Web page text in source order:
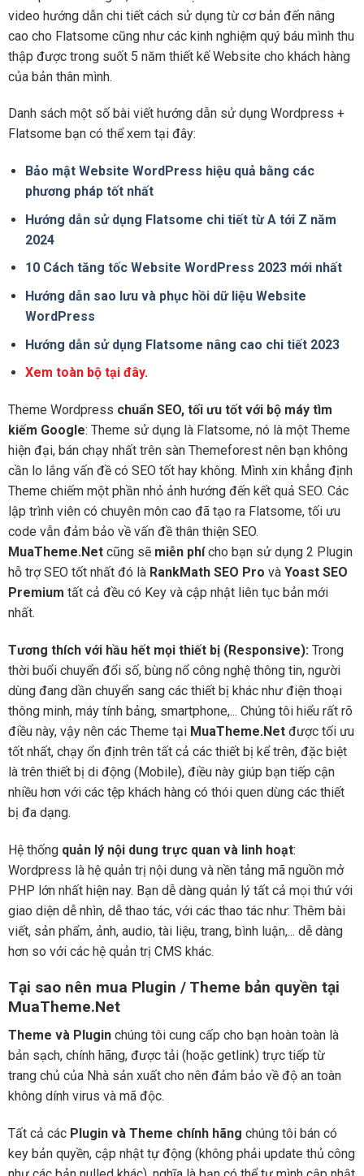
video hướng dẫn chi tiết cách sử dụng từ cơ bản đến nâng
cao cho Flatsome cũng như các kinh nghiệm quý báu mình thu
thập được trong suốt 5 năm thiết kế Website cho khách hàng
của bản thân mình.
Danh sách một số bài viết hướng dẫn sử dụng Wordpress +
Flatsome bạn có thể xem tại đây:
Bảo mật Website WordPress hiệu quả bằng các
phương pháp tốt nhất
Hướng dẫn sử dụng Flatsome chi tiết từ A tới Z năm
2024
10 Cách tăng tốc Website WordPress 2023 mới nhất
Hướng dẫn sao lưu và phục hồi dữ liệu Website
WordPress
Hướng dẫn sử dụng Flatsome nâng cao chi tiết 2023
Xem toàn bộ tại đây.
Theme Wordpress chuẩn SEO, tối ưu tốt với bộ máy tìm
kiếm Google: Theme sử dụng là Flatsome, nó là một Theme
hiện đại, bán chạy nhất trên sàn Themeforest nên bạn không
cần lo lắng vấn đề có SEO tốt hay không. Mình xin khẳng định
Theme chiếm một phần nhỏ ảnh hướng đến kết quả SEO. Các
lập trình viên có chuyên môn cao đã tạo ra Flatsome, tối ưu
code vẫn đảm bảo về vấn đề thân thiện SEO.
MuaTheme.Net cũng sẽ miễn phícho bạn sử dụng 2 Plugin
hỗ trợ SEO tốt nhất đó là RankMath SEO Pro và Yoast SEO
Premium tất cả đều có Key và cập nhật liên tục bản mới
nhất.
Tương thích với hầu hết mọi thiết bị (Responsive): Trong
thời buổi chuyển đổi số, bùng nổ công nghệ thông tin, người
dùng đang dần chuyển sang các thiết bị khác như điện thoại
thông minh, máy tính bảng, smartphone,... Chúng tôi hiểu rất rõ
điều này, vậy nên các Theme tại MuaTheme.Net được tối ưu
tốt nhất, chạy ổn định trên tất cả các thiết bị kể trên, đặc biệt
là trên thiết bị di động (Mobile), điều này giúp bạn tiếp cận
nhiều hơn với các tệp khách hàng có thói quen dùng các thiết
bị đa dạng.
Hệ thống quản lý nội dung trực quan và linh hoạt:
Wordpress là hệ quản trị nội dung và nền tảng mã nguồn mở
PHP lớn nhất hiện nay. Bạn dễ dàng quản lý tất cả mọi thứ với
giao diện dễ nhìn, dễ thao tác, với các thao tác như: Thêm bài
viết, sản phẩm, ảnh, audio, tài liệu, trang, bình luận,... dễ dàng
hơn so với các hệ quản trị CMS khác.
Tại sao nên mua Plugin / Theme bản quyền tại
MuaTheme.Net
Theme và Plugin chúng tôi cung cấp cho bạn hoàn toàn là
bản sạch, chính hãng, được tải (hoặc getlink) trực tiếp từ
trang chủ của Nhà sản xuất cho nên đảm bảo về độ an toàn
không dính virus và mã độc.
Tất cả các Plugin và Theme chính hãng chúng tôi bán có
key bản quyền, cập nhật tự động (không phải update thủ công